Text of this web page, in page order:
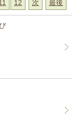
12 次 最後